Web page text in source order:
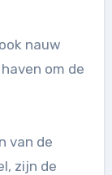
nauw
om de
van de
zijn de